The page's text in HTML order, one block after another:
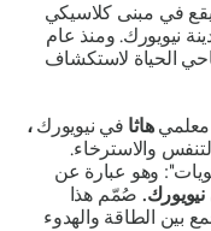
يقع في مبنى كلاسيكي
في شارع ويست 24 بمدينة نيويورك. ومنذ عام
الحياة لاستكشاف
هاثافي نيويورك،
والاسترخاء.
وهو عبارة عن
صُمّم هذا
الطاقة والهدوء